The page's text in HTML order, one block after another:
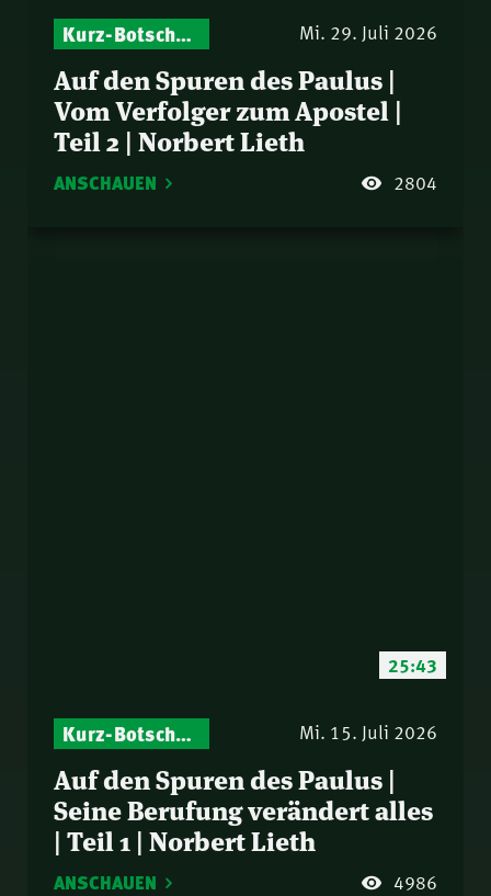
Kurz-Botschaften – Biblische Impulse mit Zukunft im Blick Mi. 29. Juli 2026
Auf den Spuren des Paulus |
Vom Verfolger zum Apostel |
Teil 2 | Norbert Lieth
ANSCHAUEN 2804
25:43
Kurz-Botschaften – Biblische Impulse mit Zukunft im Blick Mi. 15. Juli 2026
Auf den Spuren des Paulus |
Seine Berufung verändert alles
| Teil 1 | Norbert Lieth
ANSCHAUEN 4986